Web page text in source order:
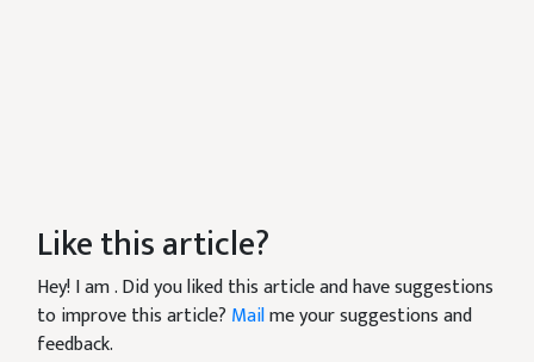
Like this article?
Hey! I am. Did you liked this article and have suggestions
to improve this article? Mailme your suggestions and
feedback.